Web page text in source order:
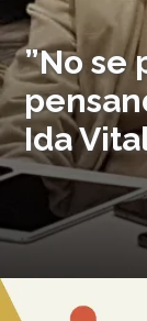
”No se
Ida
Imagen